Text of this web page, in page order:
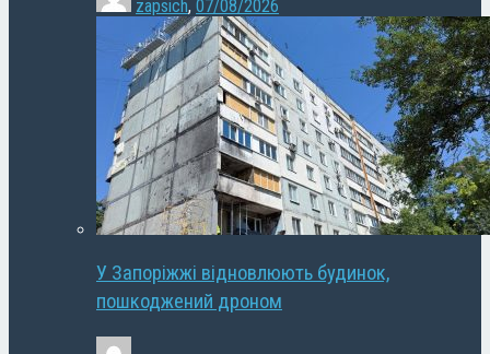
zapsich, 07/08/2026
У Запоріжжі відновлюють будинок,
пошкоджений дроном